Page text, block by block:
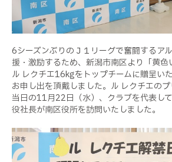
6シーズンぶりのＪ１リーグで奮闘するア
援・激励するため、新潟市南区より「黄色
ル レクチエ16kgをトップチームに贈呈い
お申し出を頂戴しました。ル レクチエのプ
当日の11月22日（水）、クラブを代表し
役社長が南区役所を訪問いたしました。